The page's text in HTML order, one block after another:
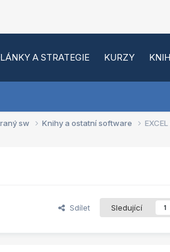
A STRATEGIE KURZY
sw Knihy a ostatní software
Sdílet Sledující 1